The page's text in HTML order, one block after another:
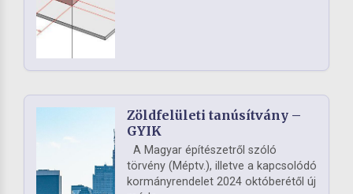
Zöldfelületi tanúsítvány –
GYIK
A Magyar építészetről szóló
törvény (Méptv.), illetve a kapcsolódó
kormányrendelet 2024 októberétől új